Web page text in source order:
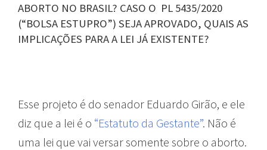
ABORTO NO BRASIL? CASO O PL 5435/2020
(“BOLSA ESTUPRO”) SEJA APROVADO, QUAIS AS
IMPLICAÇÕES PARA A LEI JÁ EXISTENTE?
Esse projeto é do senador Eduardo Girão, e ele
diz que a lei é o “Estatuto da Gestante”. Não é
uma lei que vai versar somente sobre o aborto.